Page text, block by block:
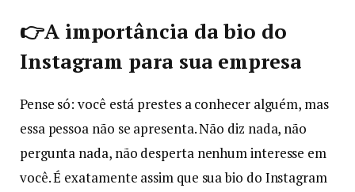
👉A importância da bio do
Instagram para sua empresa
Pense só: você está prestes a conhecer alguém, mas
essa pessoa não se apresenta. Não diz nada, não
pergunta nada, não desperta nenhum interesse em
você. É exatamente assim que sua bio do Instagram